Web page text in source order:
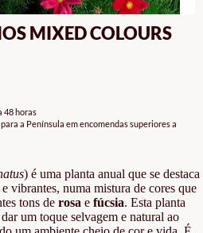
MIXED COLOURS
48 horas
a Península em encomendas superiores a
) é uma planta anual que se destaca
vibrantes, numa mistura de cores que
tons de rosa e fúcsia. Esta planta
um toque selvagem e natural ao